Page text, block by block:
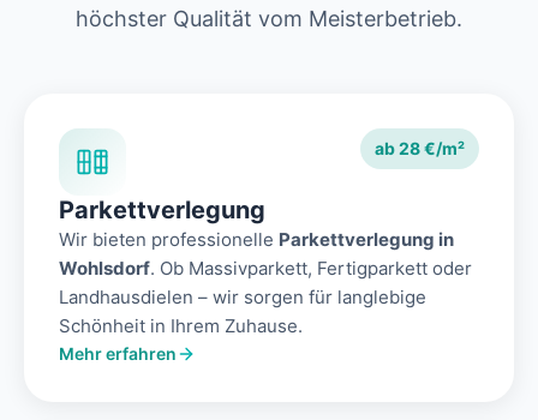
höchster Qualität vom Meisterbetrieb.
ab 28 €/m²
Parkettverlegung
Wir bieten professionelle Parkettverlegung in
Wohlsdorf. Ob Massivparkett, Fertigparkett oder
Landhausdielen – wir sorgen für langlebige
Schönheit in Ihrem Zuhause.
Mehr erfahren